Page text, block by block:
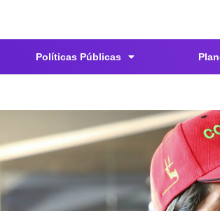
Políticas Públicas